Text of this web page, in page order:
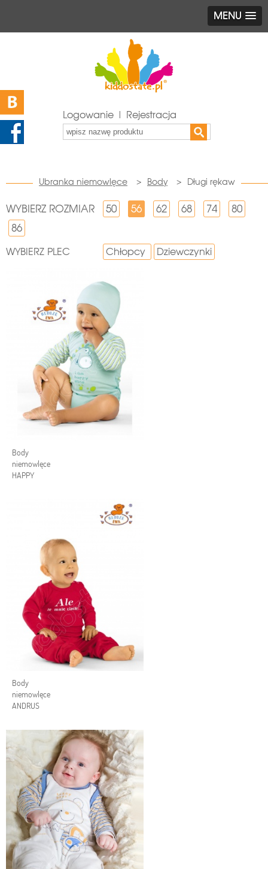
MENU
Logowanie | Rejestracja
Ubranka niemowlęce > Body > Długi rękaw
WYBIERZ ROZMIAR 50 56 62 68 74
80
86
WYBIERZ PLEC Chłopcy Dziewczynki
Body
niemowlęce
HAPPY
Body
niemowlęce
ANDRUS